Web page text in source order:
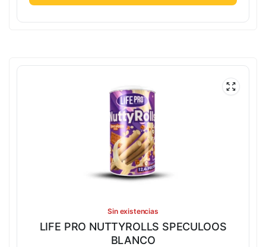
Sin existencias
LIFE PRO NUTTYROLLS SPECULOOS
BLANCO